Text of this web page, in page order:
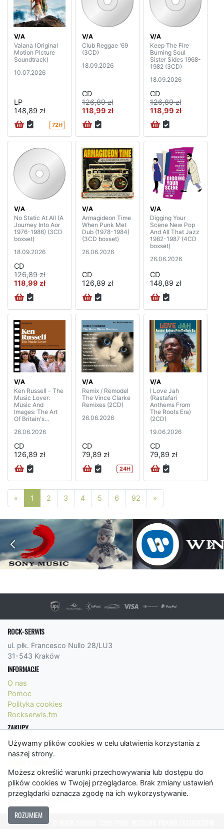
Używamy plików cookies w celu ułatwienia korzystania z
naszej strony.
Możesz określić warunki przechowywania lub dostępu do
plików cookies w Twojej przeglądarce. Brak zmiany ustawień
przeglądarki oznacza zgodę na ich wykorzystywanie.
ROZUMIEM
V/A
Vaiana (Original
Motion Picture
Soundtrack)
10.07.2026
LP
148,89 zł
72H
V/A
Club Reggae '69
(3CD)
18.09.2026
CD
126,89 zł
118,99 zł
V/A
Keep The Fire
Burning Soul
Sister Sides 1968-
1982 (3CD)
18.09.2026
CD
126,89 zł
118,99 zł
V/A
No Static At All (A
Journey Into Aor
1976-1986) (3CD
boxset)
18.09.2026
CD
126,89 zł
118,99 zł
V/A
Armagideon Time
When Punk Met
Dub (1978-1984)
(3CD boxset)
26.06.2026
CD
126,89 zł
V/A
Digging Your
Scene New Pop
And All That Jazz
1982-1987 (4CD
boxset)
26.06.2026
CD
148,89 zł
V/A
Ken Russell - The
Music Lover:
Music And
Images: The Art
Of Britain's
Filmmaker (3CD)
26.06.2026
CD
126,89 zł
V/A
Remix / Remodel
The Vince Clarke
Remixes (2CD)
26.06.2026
CD
79,89 zł
24H
V/A
I Love Jah
(Rastafari
Anthems From
The Roots Era)
(2CD)
19.06.2026
CD
79,89 zł
« Poprzednia strona
1 2 3 4 5 6 92 »
ROCK-SERWIS
ul. płk. Francesco Nullo 28/LU3
31-543 Kraków
INFORMACJE
O nas
Pomoc
Polityka cookies
Rockserwis.fm
ZAKUPY
Formy płatności
Koszty wysyłki
Regulamin
KONTAKT
bok@rockserwis.pl